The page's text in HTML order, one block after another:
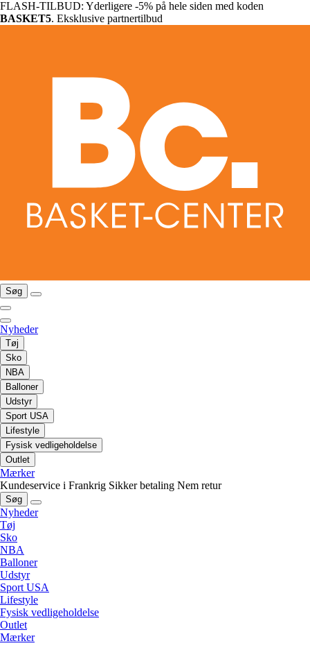
FLASH-TILBUD: Yderligere -5% på hele siden med koden
BASKET5. Eksklusive partnertilbud
Søg
Nyheder
Tøj
Sko
NBA
Balloner
Udstyr
Sport USA
Lifestyle
Fysisk vedligeholdelse
Outlet
Mærker
Kundeservice i Frankrig Sikker betaling Nem retur
Søg
Nyheder
Tøj
Sko
NBA
Balloner
Udstyr
Sport USA
Lifestyle
Fysisk vedligeholdelse
Outlet
Mærker